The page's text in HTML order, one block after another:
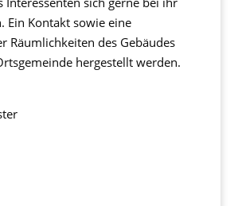
Ein Kontakt sowie eine
Räumlichkeiten des Gebäudes
hergestellt werden.